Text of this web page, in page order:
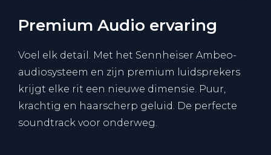
Premium Audio ervaring
Voel elk detail. Met het Sennheiser Ambeo-
audiosysteem en zijn premium luidsprekers
krijgt elke rit een nieuwe dimensie. Puur,
krachtig en haarscherp geluid. De perfecte
soundtrack voor onderweg.